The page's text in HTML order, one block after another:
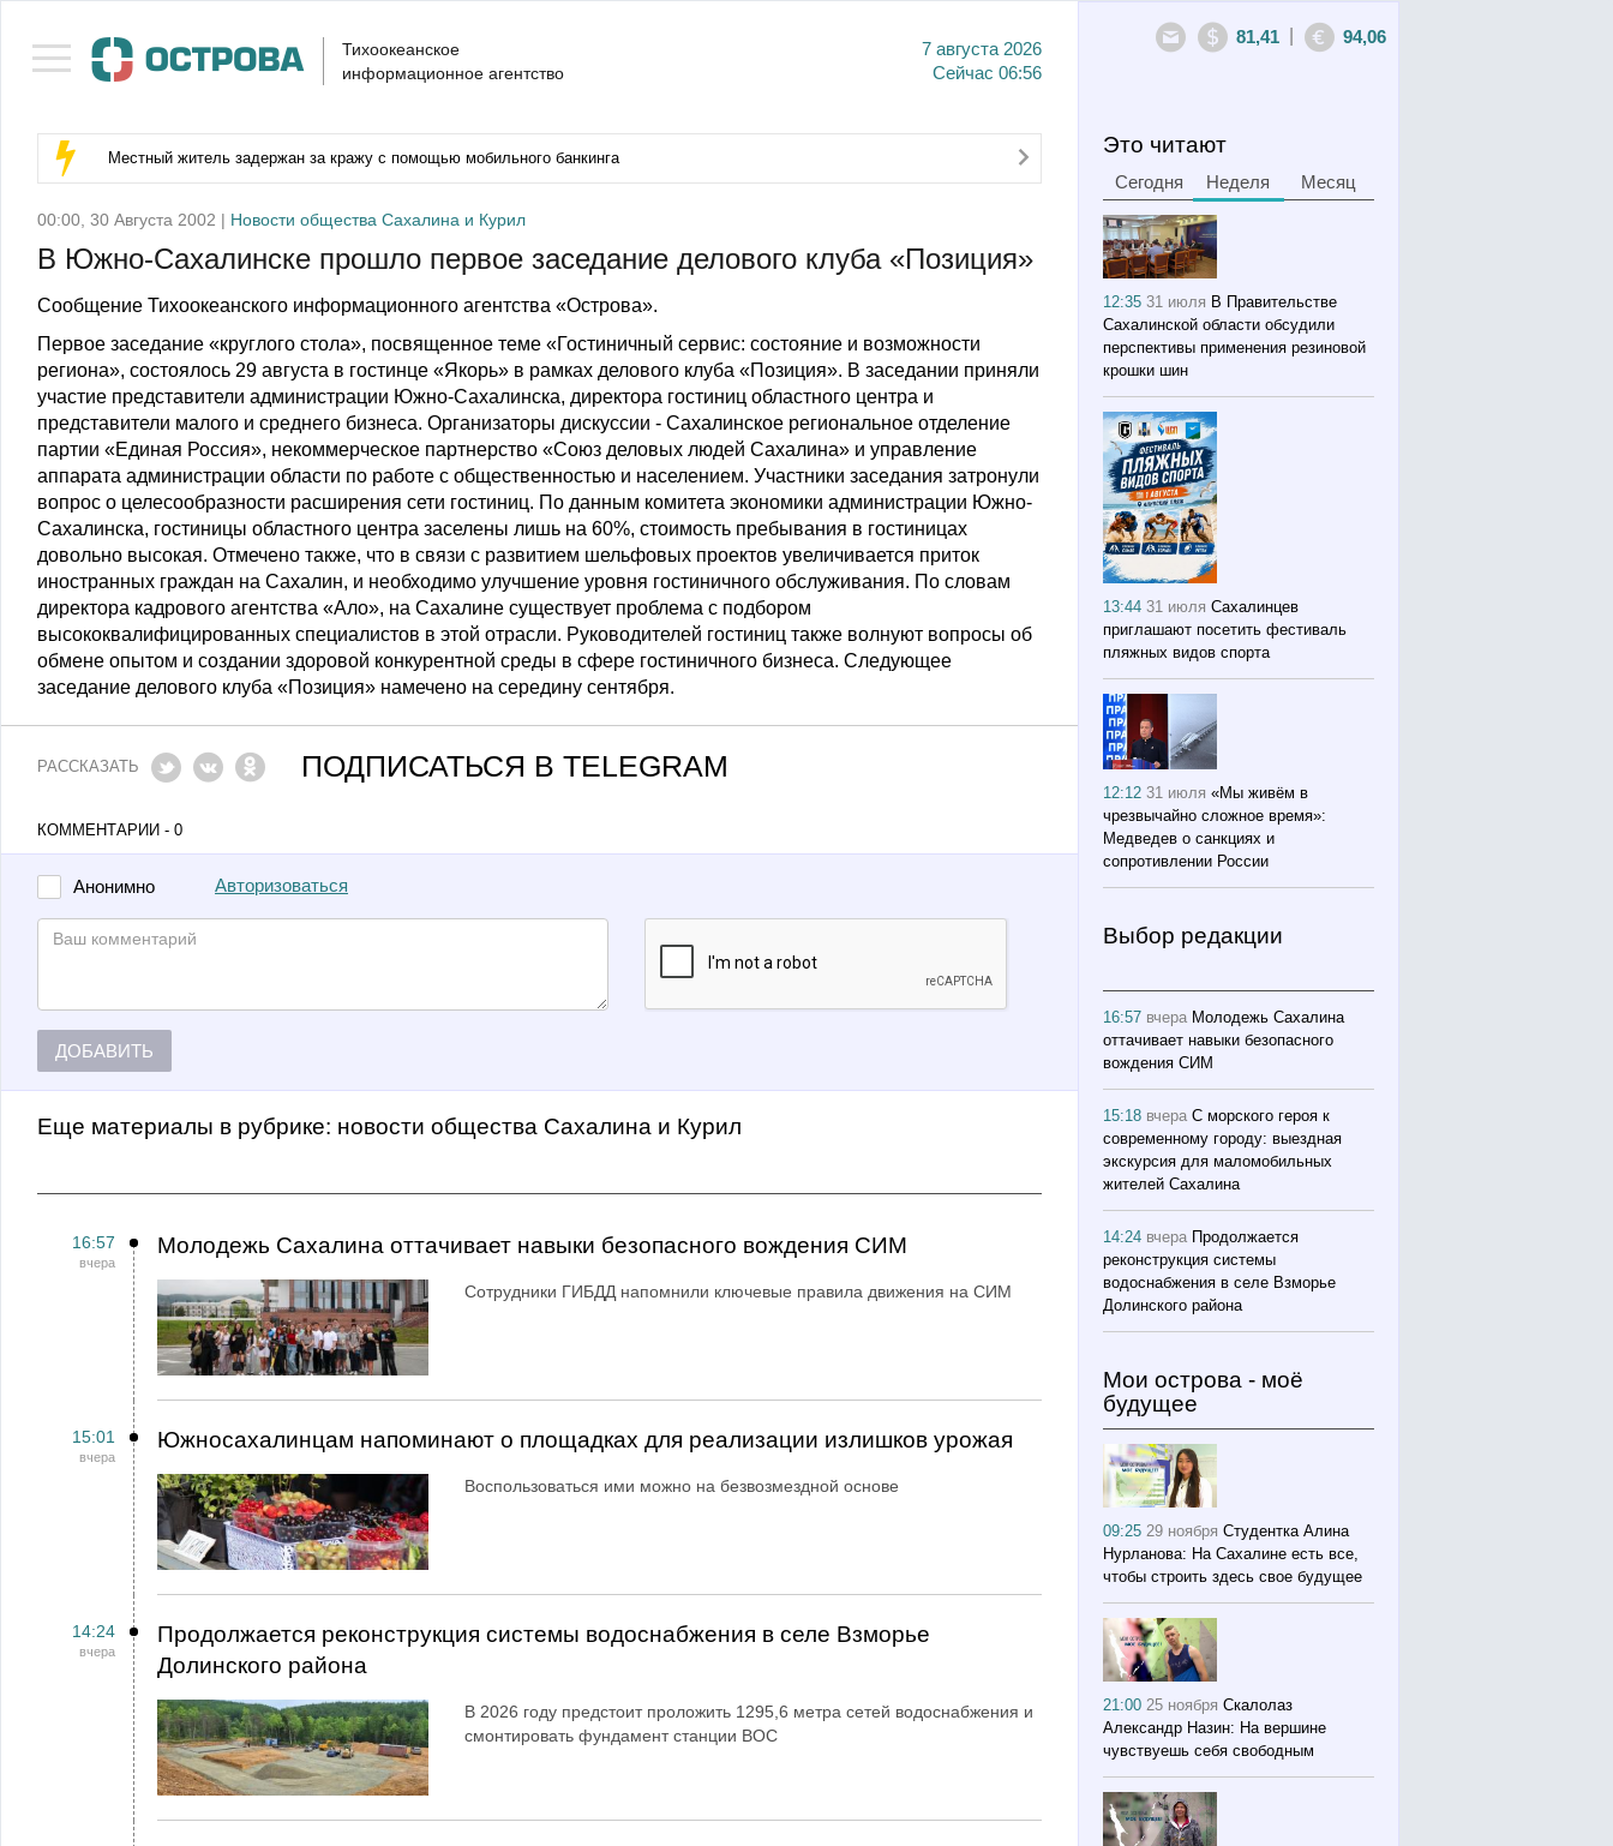
Тихоокеанское
информационное агентство
7 августа 2026
Сейчас 06:56
81,41 94,06
Местный житель задержан за кражу с помощью мобильного банкинга
00:00, 30 Августа 2002 | Новости общества Сахалина и Курил
В Южно-Сахалинске прошло первое заседание делового клуба «Позиция»
Сообщение Тихоокеанского информационного агентства «Острова».
Первое заседание «круглого стола», посвященное теме «Гостиничный сервис: состояние и возможности
региона», состоялось 29 августа в гостинце «Якорь» в рамках делового клуба «Позиция». В заседании приняли
участие представители администрации Южно-Сахалинска, директора гостиниц областного центра и
представители малого и среднего бизнеса. Организаторы дискуссии - Сахалинское региональное отделение
партии «Единая Россия», некоммерческое партнерство «Союз деловых людей Сахалина» и управление
аппарата администрации области по работе с общественностью и населением. Участники заседания затронули
вопрос о целесообразности расширения сети гостиниц. По данным комитета экономики администрации Южно-
Сахалинска, гостиницы областного центра заселены лишь на 60%, стоимость пребывания в гостиницах
довольно высокая. Отмечено также, что в связи с развитием шельфовых проектов увеличивается приток
иностранных граждан на Сахалин, и необходимо улучшение уровня гостиничного обслуживания. По словам
директора кадрового агентства «Ало», на Сахалине существует проблема с подбором
высококвалифицированных специалистов в этой отрасли. Руководителей гостиниц также волнуют вопросы об
обмене опытом и создании здоровой конкурентной среды в сфере гостиничного бизнеса. Следующее
заседание делового клуба «Позиция» намечено на середину сентября.
РАССКАЗАТЬ ПОДПИСАТЬСЯ В TELEGRAM
КОММЕНТАРИИ - 0
Анонимно Авторизоваться
ДОБАВИТЬ
Еще материалы в рубрике: Новости общества Сахалина и Курил
16:57
вчера
Молодежь Сахалина оттачивает навыки безопасного вождения СИМ
Сотрудники ГИБДД напомнили ключевые правила движения на СИМ
15:01
вчера
Южносахалинцам напоминают о площадках для реализации излишков урожая
Воспользоваться ими можно на безвозмездной основе
14:24
вчера
Продолжается реконструкция системы водоснабжения в селе Взморье
Долинского района
В 2026 году предстоит проложить 1295,6 метра сетей водоснабжения и
смонтировать фундамент станции ВОС
Это читают
Сегодня Неделя Месяц
12:3531 июля В Правительстве
Сахалинской области обсудили
перспективы применения резиновой
крошки шин
13:4431 июля Сахалинцев
приглашают посетить фестиваль
пляжных видов спорта
12:1231 июля «Мы живём в
чрезвычайно сложное время»:
Медведев о санкциях и
сопротивлении России
Выбор редакции
16:57 вчера Молодежь Сахалина
оттачивает навыки безопасного
вождения СИМ
15:18 вчера С морского героя к
современному городу: выездная
экскурсия для маломобильных
жителей Сахалина
14:24 вчера Продолжается
реконструкция системы
водоснабжения в селе Взморье
Долинского района
Мои острова - моё
будущее
09:2529 ноября Студентка Алина
Нурланова: На Сахалине есть все,
чтобы строить здесь свое будущее
21:0025 ноября Скалолаз
Александр Назин: На вершине
чувствуешь себя свободным